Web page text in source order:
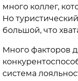
много коллег,
Но
большой, что
Много факторов
система